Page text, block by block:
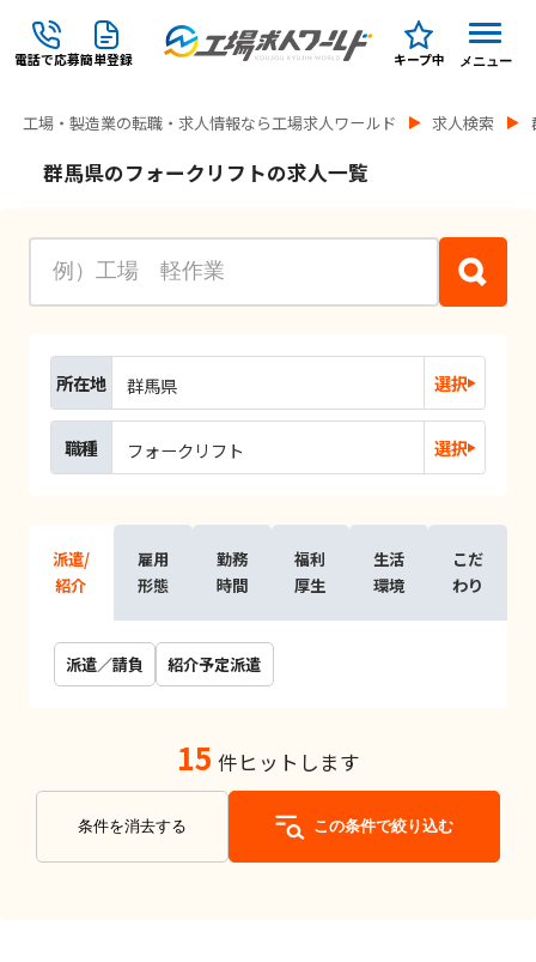
電話で応募簡単登録 キープ中 メニュー
工場・製造業の転職・求人情報なら工場求人ワールド 求人検索
群馬県のフォークリフトの求人一覧
所在地 群馬県 選択
職種 フォークリフト 選択
派遣/
紹介
雇用
形態
勤務
時間
福利
厚生
生活
環境
こだ
わり
派遣／請負 紹介予定派遣
15 件ヒットします
条件を消去する この条件で絞り込む